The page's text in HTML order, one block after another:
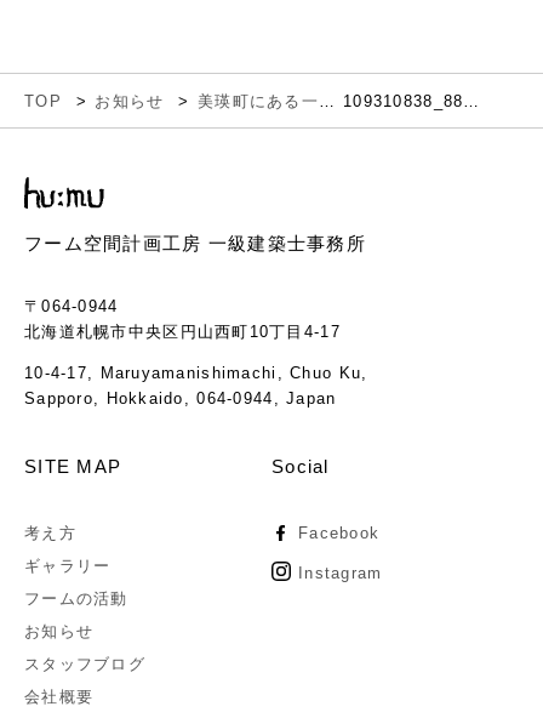
TOP お知らせ
フーム空間計画工房 一級建築士事務所
〒064-0944
北海道札幌市中央区円山西町10丁目4-17
10-4-17, Maruyamanishimachi, Chuo Ku,
Sapporo, Hokkaido, 064-0944, Japan
SITE MAP
考え方
ギャラリー
フームの活動
お知らせ
スタッフブログ
会社概要
Social
Facebook
Instagram